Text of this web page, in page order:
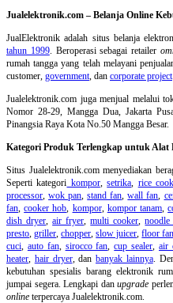
Jualelektronik.com – Belanja Online
JualElektronik adalah situs belanja
tahun 1999. Beroperasi sebagai retailer
rumah tangga yang telah melayani
customer, government, dan corporate project.
Jualelektronik.com juga menjual melalui
Nomor 28-29, Mangga Dua, Jakarta
Pinangsia Raya Kota No.50 Mangga Besar.
Kategori Produk Terlengkap untuk Alat
Situs Jualelektronik.com menyediakan
Seperti kategori kompor,setrika, rice
processor,wok pan,stand fan,wall fan,
fan,cooker hob, kompor, kompor tanam,
dish dryer,air fryer,multi cooker,noodle
presto,griller,chopper,slow juicer,floor
cuci, auto fan, sirocco fan,cup sealer,air
heater, hair dryer, dan banyak lainnya.
kebutuhan spesialis barang elektronik
jumpai segera. Lengkapi danupgrade
online terpercaya Jualelektronik.com.